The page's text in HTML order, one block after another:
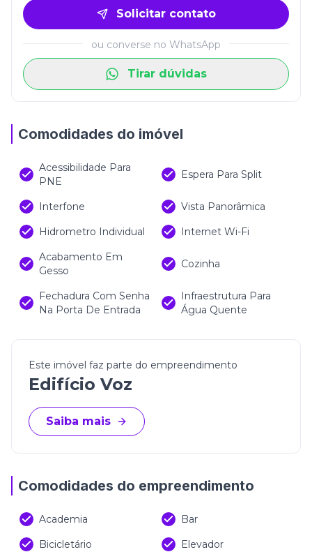
mobilidade, conveniência e valorização em um só
lugar.
Solicitar contato
ou converse no WhatsApp
Tirar dúvidas
Comodidades do imóvel
Acessibilidade Para
PNE
Espera Para Split
Interfone
Vista Panorâmica
Hidrometro Individual
Internet Wi-Fi
Acabamento Em
Gesso
Cozinha
Fechadura Com Senha
Na Porta De Entrada
Infraestrutura Para
Água Quente
Este imóvel faz parte do empreendimento
Edifício Voz
Saiba mais
Comodidades do empreendimento
Academia
Bar
Bicicletário
Elevador